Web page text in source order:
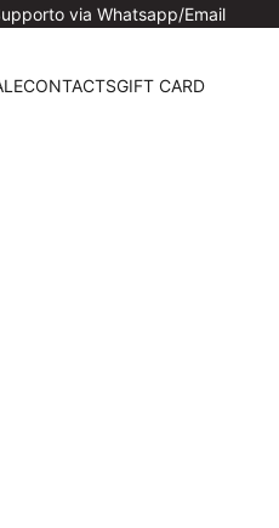
Email 💳
CONTACTSGIFT CARD